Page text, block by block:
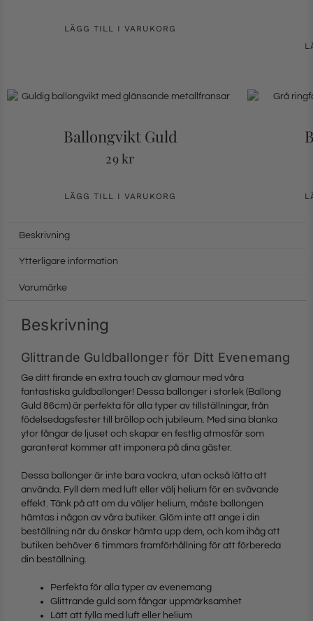
LÄGG TILL I VARUKORG
Ballongvikt Guld
29kr
LÄGG TILL I VARUKORG
Beskrivning
Ytterligare information
Varumärke
Beskrivning
Glittrande Guldballonger för Ditt Evenemang
Ge ditt firande en extra touch av glamour med våra
fantastiska guldballonger! Dessa ballonger i storlek (Ballong
Guld 86cm) är perfekta för alla typer av tillställningar, från
födelsedagsfester till bröllop och jubileum. Med sina blanka
ytor fångar de ljuset och skapar en festlig atmosfär som
garanterat kommer att imponera på dina gäster.
Dessa ballonger är inte bara vackra, utan också lätta att
använda. Fyll dem med luft eller välj helium för en svävande
effekt. Tänk på att om du väljer helium, måste ballongen
hämtas i någon av våra butiker. Glöm inte att ange i din
beställning när du önskar hämta upp dem, och kom ihåg att
butiken behöver 6 timmars framförhållning för att förbereda
din beställning.
Perfekta för alla typer av evenemang
Glittrande guld som fångar uppmärksamhet
Lätt att fylla med luft eller helium